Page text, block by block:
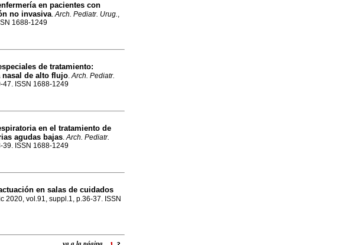
en pacientes con
no invasiva.Arch. Pediatr. Urug.,
1688-1249
de tratamiento:
de alto flujo.Arch. Pediatr.
47. ISSN 1688-1249
en el tratamiento de
agudas bajas.Arch. Pediatr.
39. ISSN 1688-1249
en salas de cuidados
2020, vol.91, suppl.1, p.36-37. ISSN
va a la página